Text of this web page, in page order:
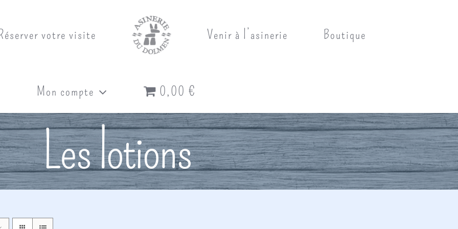
votre visite Venir à l’asinerie Boutique
Mon compte 0,00 €
Les lotions